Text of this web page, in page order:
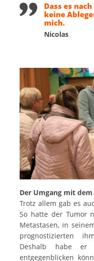
Dass es
keine
mich.
Nicolas
Der Umgang mit
Trotz allem gab es
So hatte der Tumor
Metastasen, in
prognostizierten
Deshalb habe er
entgegenblicken